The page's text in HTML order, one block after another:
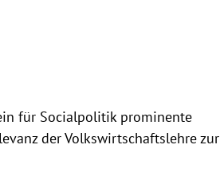
für Socialpolitik prominente
der Volkswirtschaftslehre zur